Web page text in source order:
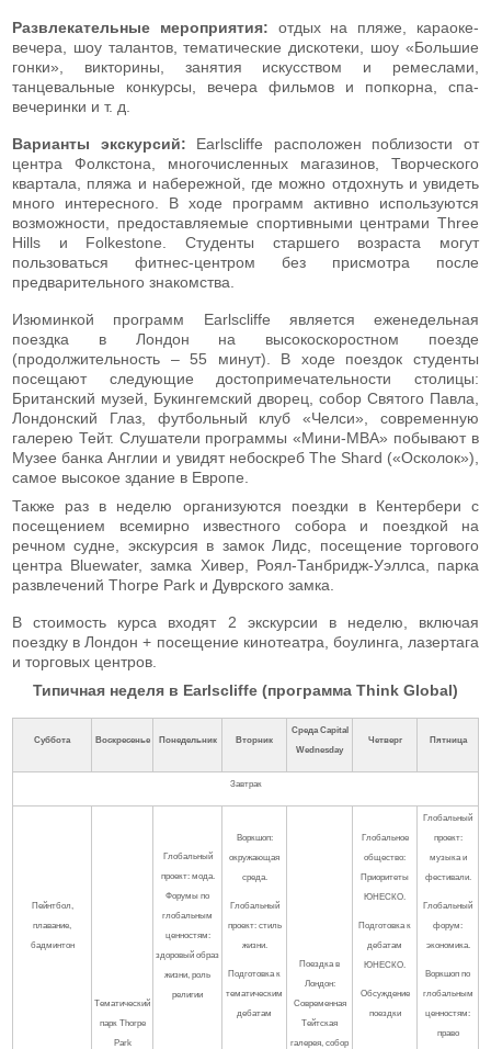
Развлекательные мероприятия: отдых на пляже, караоке-
вечера, шоу талантов, тематические дискотеки, шоу «Большие
гонки», викторины, занятия искусством и ремеслами,
танцевальные конкурсы, вечера фильмов и попкорна, спа-
вечеринки и т. д.
Варианты экскурсий: Earlscliffe расположен поблизости от
центра Фолкстона, многочисленных магазинов, Творческого
квартала, пляжа и набережной, где можно отдохнуть и увидеть
много интересного. В ходе программ активно используются
возможности, предоставляемые спортивными центрами Three
Hills и Folkestone. Студенты старшего возраста могут
пользоваться фитнес-центром без присмотра после
предварительного знакомства.
Изюминкой программ Earlscliffe является еженедельная
поездка в Лондон на высокоскоростном поезде
(продолжительность – 55 минут). В ходе поездок студенты
посещают следующие достопримечательности столицы:
Британский музей, Букингемский дворец, собор Святого Павла,
Лондонский Глаз, футбольный клуб «Челси», современную
галерею Тейт. Слушатели программы «Мини-MBA» побывают в
Музее банка Англии и увидят небоскреб The Shard («Осколок»),
самое высокое здание в Европе.
Также раз в неделю организуются поездки в Кентербери с
посещением всемирно известного собора и поездкой на
речном судне, экскурсия в замок Лидс, посещение торгового
центра Bluewater, замка Хивер, Роял-Танбридж-Уэллса, парка
развлечений Thorpe Park и Дуврского замка.
В стоимость курса входят 2 экскурсии в неделю, включая
поездку в Лондон + посещение кинотеатра, боулинга, лазертага
и торговых центров.
Типичная неделя в Earlscliffe (программа Think Global)
Суббота Воскресенье Понедельник Вторник
Среда Capital
Wednesday
Четверг Пятница
Завтрак
Пейнтбол,
плавание,
бадминтон
Тематический
парк Thorpe
Park
Глобальный
проект: мода.
Форумы по
глобальным
ценностям:
здоровый образ
жизни, роль
религии
Воркшоп:
окружающая
среда.
Глобальный
проект: стиль
жизни.
Подготовка к
тематическим
дебатам
Поездка в
Лондон:
Современная
Тейтская
галерея, собор
Глобальное
общество:
Приоритеты
ЮНЕСКО.
Подготовка к
дебатам
ЮНЕСКО.
Обсуждение
поездки
Глобальный
проект:
музыка и
фестивали.
Глобальный
форум:
экономика.
Воркшоп по
глобальным
ценностям:
право